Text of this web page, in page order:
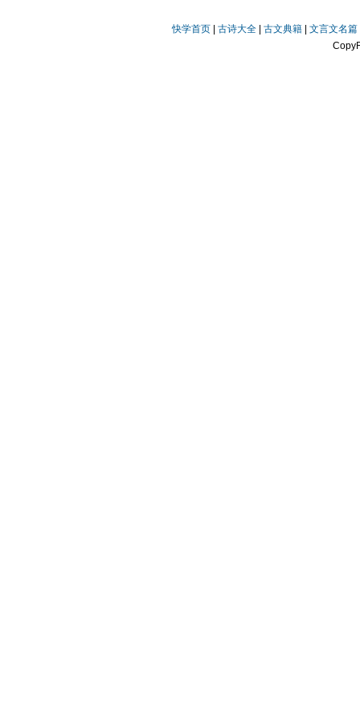
快学首页 |古诗大全 |古文典籍 |文言文名篇